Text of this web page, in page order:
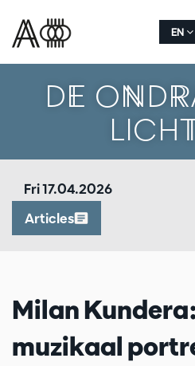
EN
DE
Articles
Fri 17.04.2026
Milan
muzikaal